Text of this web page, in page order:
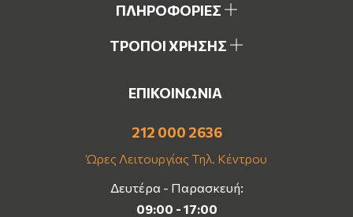
ΠΛΗΡΟΦΟΡΙΕΣ
ΤΡΟΠΟΙ ΧΡΗΣΗΣ
ΕΠΙΚΟΙΝΩΝΙΑ
212 000 2636
Ώρες Λειτουργίας Τηλ. Κέντρου
Δευτέρα - Παρασκευή:
09:00 - 17:00